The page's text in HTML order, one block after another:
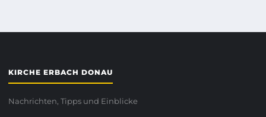
KIRCHE ERBACH DONAU
Nachrichten, Tipps und Einblicke